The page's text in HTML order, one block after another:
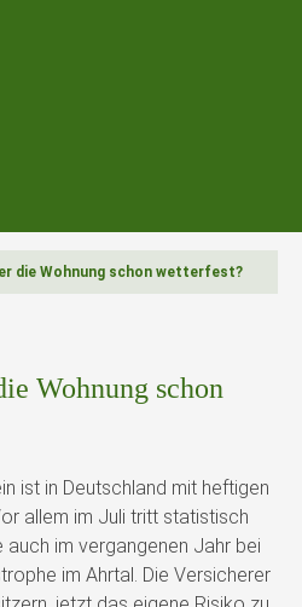
die Wohnung schon wetterfest?
Wohnung schon
ist in Deutschland mit heftigen
allem im Juli tritt statistisch
im vergangenen Jahr bei
im Ahrtal. Die Versicherer